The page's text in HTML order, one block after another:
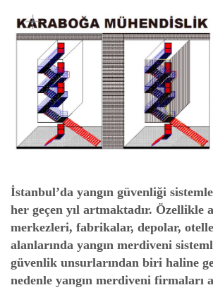
İstanbul’da yangın güvenliği
her geçen yıl artmaktadır. Özellikle
merkezleri, fabrikalar, depolar,
alanlarında yangın merdiveni
güvenlik unsurlarından biri haline
nedenle yangın merdiveni firmaları